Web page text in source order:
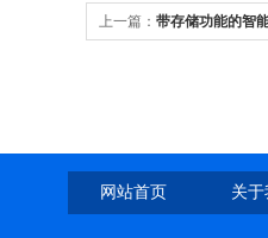
上一篇： 带存储功能的智
网站首页 关